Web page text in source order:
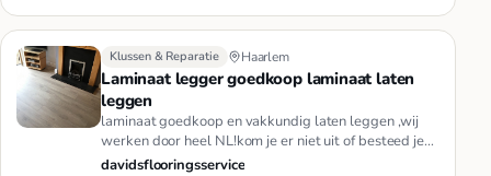
Klussen & Reparatie Haarlem
Laminaat legger goedkoop laminaat laten
leggen
laminaat goedkoop en vakkundig laten leggen ,wij
werken door heel NL!kom je er niet uit of besteed je
het werk liever ui…
davidsflooringsservice